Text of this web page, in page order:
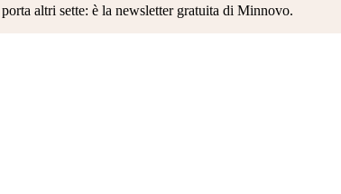
porta altri sette: è la newsletter gratuita di Minnovo.